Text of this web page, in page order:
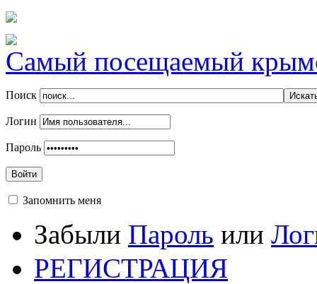
Самый посещаемый
Поиск
Логин
Пароль
Войти
Запомнить меня
Забыли Пароль или
РЕГИСТРАЦИЯ